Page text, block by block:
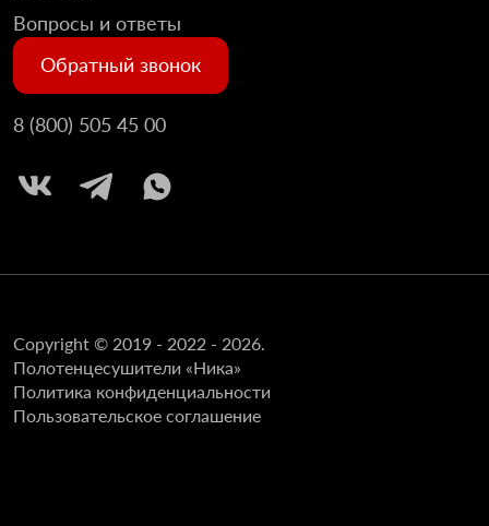
Вопросы и ответы
Обратный звонок
8 (800) 505 45 00
Copyright © 2019 - 2022 - 2026.
Полотенцесушители «Ника»
Политика конфиденциальности
Пользовательское соглашение